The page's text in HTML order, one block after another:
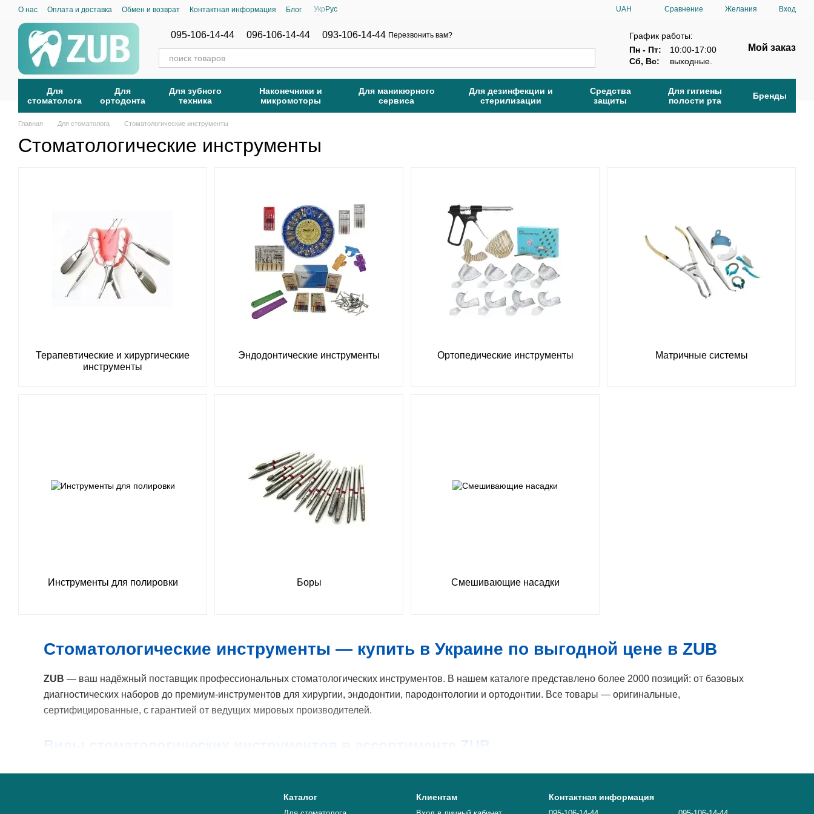
Перейти к основному контенту
О нас Оплата и доставка Обмен и возврат Контактная информация Блог Укр Рус UAH Сравнение Желания Вход
095-106-14-44 096-106-14-44 093-106-14-44 Перезвонить вам?
График работы:
Пн - Пт:
10:00-17:00
Сб, Вс:
выходные.
Мой заказ
Для
стоматолога
Для
ортодонта
Для зубного
техника
Наконечники и
микромоторы
Для маникюрного
сервиса
Для дезинфекции и
стерилизации
Средства
защиты
Для гигиены
полости рта
Бренды
Главная Для стоматолога Стоматологические инструменты
Стоматологические инструменты
Стоматологические инструменты — купить в Украине по выгодной цене в ZUB
ZUB — ваш надёжный поставщик профессиональных стоматологических инструментов. В нашем каталоге представлено более 2000 позиций: от базовых
диагностических наборов до премиум-инструментов для хирургии, эндодонтии, пародонтологии и ортодонтии. Все товары — оригинальные,
сертифицированные, с гарантией от ведущих мировых производителей.
Виды стоматологических инструментов в ассортименте ZUB
— гладилки, штопферы, шпатели, матрицы, сепараторы.
Терапевтические и хирургические
инструменты
Эндодонтические инструменты Ортопедические инструменты Матричные системы
Инструменты для полировки Боры Смешивающие насадки
Каталог Клиентам Контактная информация